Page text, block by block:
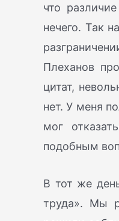
что
нечего. Так
Плеханов
цитат,
нет. У меня
мог
подобным
В тот же
труда». Мы